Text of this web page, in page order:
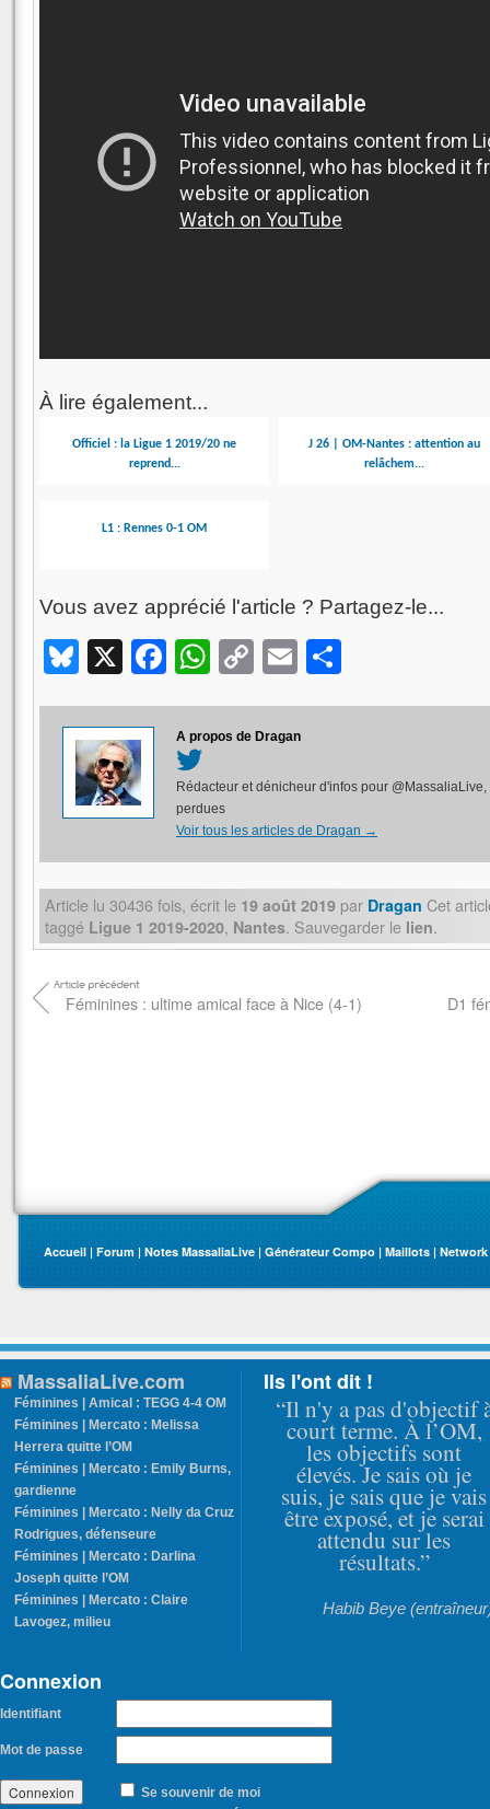
À lire également...
Officiel : la Ligue 1 2019/20 ne
reprend...
J 26 | OM-Nantes : attention au
relâchem...
L1 : Rennes 0-1 OM
Vous avez apprécié l'article ? Partagez-le...
Bluesky
X Facebook
WhatsApp
CopyEmail
A propos de Dragan
Rédacteur et dénicheur d'infos pour
perdues
Voir tous les articles de Dragan →
Article lu 30436 fois, écrit le 19 août 2019 par Dragan Cet
taggé Ligue 1 2019-2020, Nantes. Sauvegarder le lien.
Féminines : ultime amical face à Nice (4-1) D1
Accueil | Forum | Notes MassaliaLive | Générateur Compo | Maillots | Network
MassaliaLive.com
Féminines | Amical : TEGG 4-4 OM
Féminines | Mercato : Melissa
Herrera quitte l’OM
Féminines | Mercato : Emily Burns,
gardienne
Féminines | Mercato : Nelly da Cruz
Rodrigues, défenseure
Féminines | Mercato : Darlina
Joseph quitte l’OM
Féminines | Mercato : Claire
Lavogez, milieu
Ils l'ont dit !
“Il n'y a pas d'objectif
court terme. À l’OM,
les objectifs sont
élevés. Je sais où je
suis, je sais que je vais
être exposé, et je serai
attendu sur les
résultats.”
Habib Beye
Connexion
Identifiant
Mot de passe
Se souvenir de moi